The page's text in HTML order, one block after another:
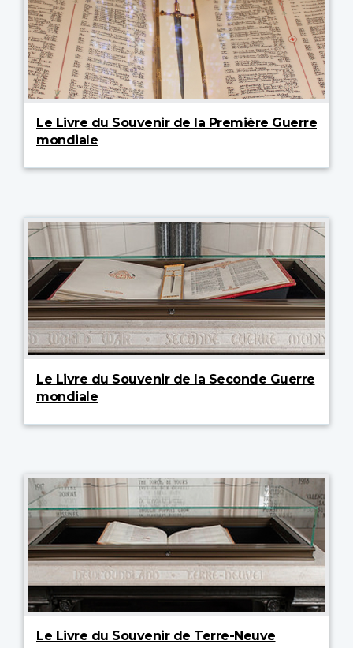
Le Livre du Souvenir de la Première Guerre
mondiale
Le Livre du Souvenir de la Seconde Guerre
mondiale
Le Livre du Souvenir de Terre-Neuve